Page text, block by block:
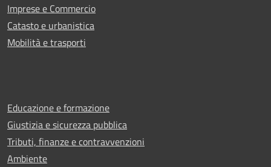
Imprese e Commercio
Catasto e urbanistica
Mobilità e trasporti
Educazione e formazione
Giustizia e sicurezza pubblica
Tributi, finanze e contravvenzioni
Ambiente